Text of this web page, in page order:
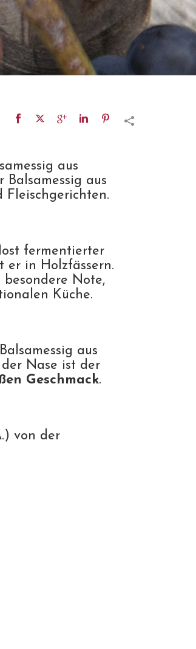
aus
aus
Fleischgerichten.
fermentierter
er in Holzfässern.
Note,
Küche.
aus
Nase ist der
Geschmack.
von der